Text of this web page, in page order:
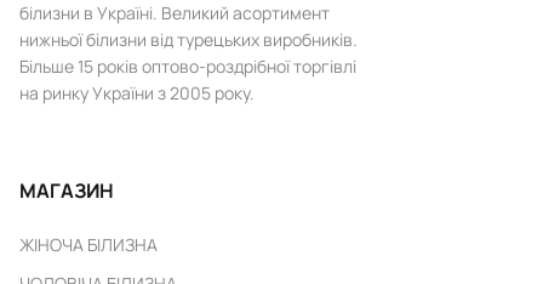
білизни в Україні. Великий асортимент
нижньої білизни від турецьких виробників.
Більше 15 років оптово-роздрібної торгівлі
на ринку України з 2005 року.
МАГАЗИН
ЖІНОЧА БІЛИЗНА